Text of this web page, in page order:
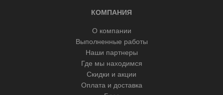
КОМПАНИЯ
О компании
Выполненные работы
Наши партнеры
Где мы находимся
Скидки и акции
Оплата и доставка